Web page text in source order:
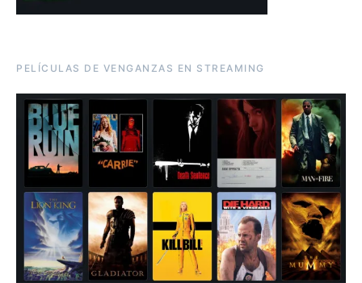
PELÍCULAS DE VENGANZAS EN STREAMING